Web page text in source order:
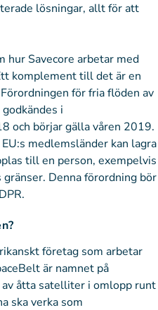
lösningar, allt för att
hur Savecore arbetar med
komplement till det är en
för fria flöden av
i
och börjar gälla våren 2019.
medlemsländer kan lagra
till en person, exempelvis
Denna förordning bör
företag som arbetar
är namnet på
åtta satelliter i omlopp runt
ska verka som